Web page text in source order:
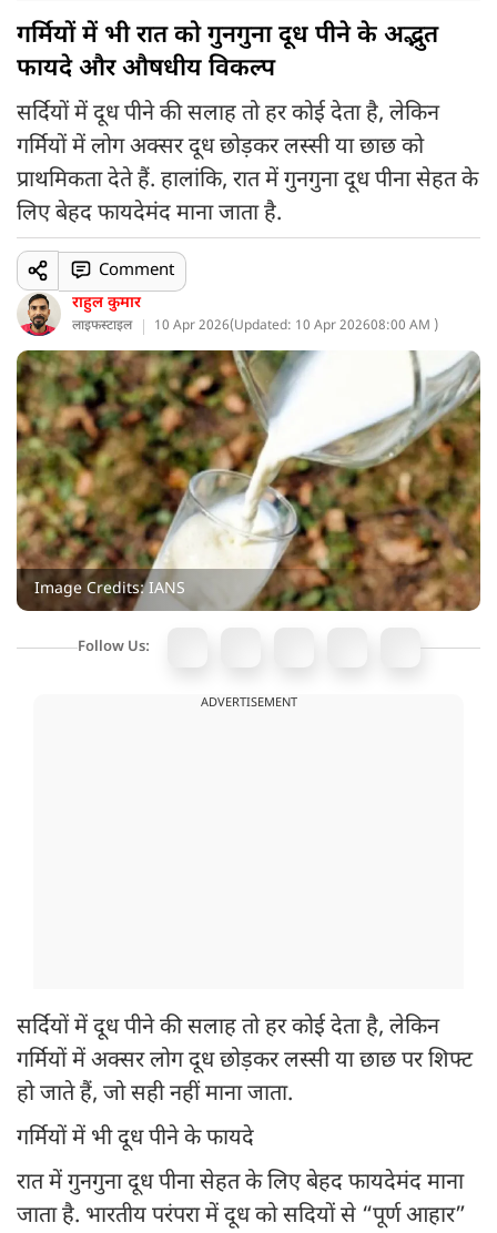
गर्मियों में भी रात को गुनगुना दूध पीने के अद्भुत
फायदे और औषधीय विकल्प
सर्दियों में दूध पीने की सलाह तो हर कोई देता है, लेकिन
गर्मियों में लोग अक्सर दूध छोड़कर लस्सी या छाछ को
प्राथमिकता देते हैं. हालांकि, रात में गुनगुना दूध पीना सेहत के
लिए बेहद फायदेमंद माना जाता है.
राहुल कुमार
लाइफस्टाइल 10 Apr 2026(Updated: 10 Apr 202608:00 AM )
Comment
Image Credits: IANS
Follow Us:
ADVERTISEMENT
सर्दियों में दूध पीने की सलाह तो हर कोई देता है, लेकिन
गर्मियों में अक्सर लोग दूध छोड़कर लस्सी या छाछ पर शिफ्ट
हो जाते हैं, जो सही नहीं माना जाता.
गर्मियों में भी दूध पीने के फायदे
रात में गुनगुना दूध पीना सेहत के लिए बेहद फायदेमंद माना
जाता है. भारतीय परंपरा में दूध को सदियों से “पूर्ण आहार”